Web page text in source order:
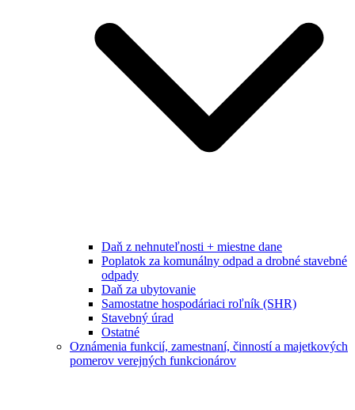
Daň z nehnuteľnosti + miestne dane
Poplatok za komunálny odpad a drobné stavebné
odpady
Daň za ubytovanie
Samostatne hospodáriaci roľník (SHR)
Stavebný úrad
Ostatné
Oznámenia funkcií, zamestnaní, činností a majetkových
pomerov verejných funkcionárov